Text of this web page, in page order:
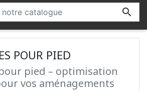

POUR PIED
pied – optimisation
vos aménagements